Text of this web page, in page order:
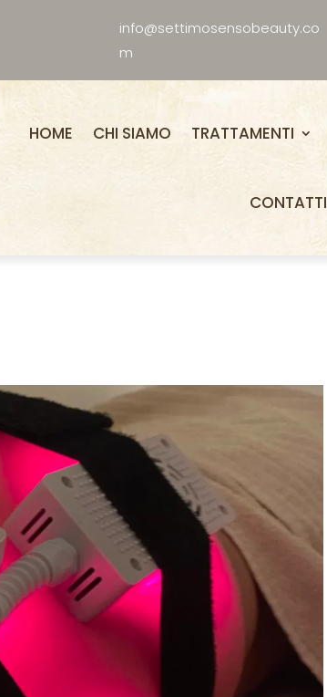
info@settimosensobeauty.co
m
HOME CHI SIAMO TRATTAMENTI
CONTATTI